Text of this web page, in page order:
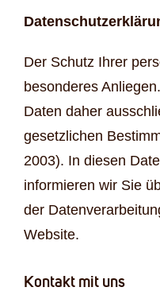
Der Schutz Ihrer
besonderes
Daten daher
gesetzlichen
2003). In diesen
informieren wir Sie
der
Website.
Kontakt mit uns